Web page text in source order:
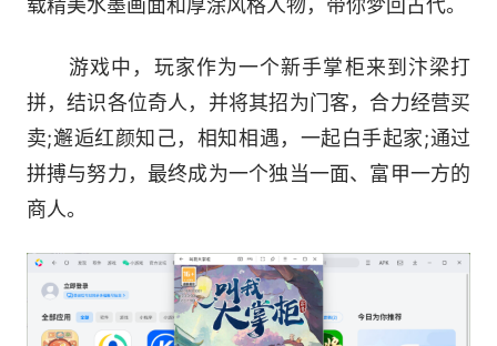
载精美水墨画面和厚涂风格人物，带你梦回古代。
游戏中，玩家作为一个新手掌柜来到汴梁打
拼，结识各位奇人，并将其招为门客，合力经营买
卖;邂逅红颜知己，相知相遇，一起白手起家;通过
拼搏与努力，最终成为一个独当一面、富甲一方的
商人。